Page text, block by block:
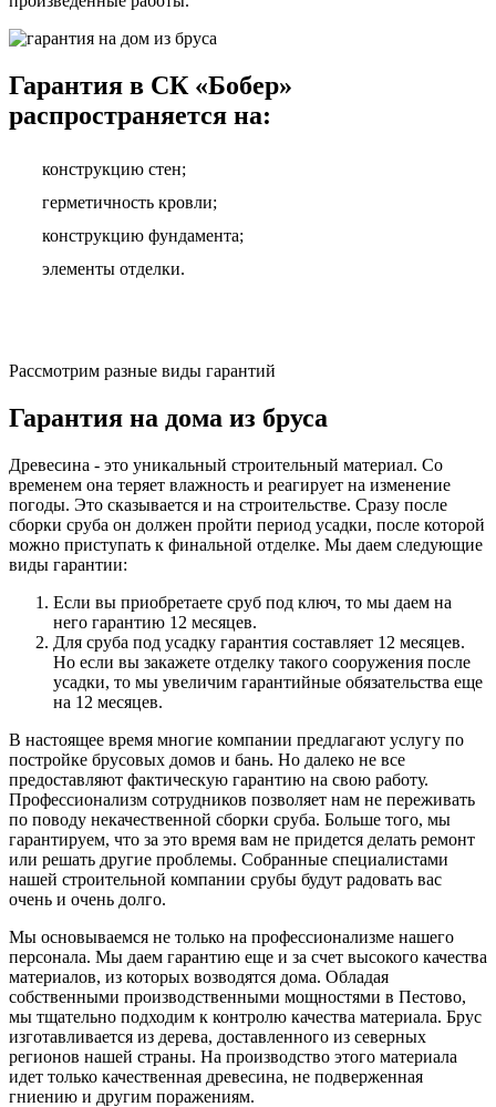
Гарантия в СК «Бобер»
распространяется на:
конструкцию стен;
герметичность кровли;
конструкцию фундамента;
элементы отделки.
Рассмотрим разные виды гарантий
Гарантия на дома из бруса
Древесина - это уникальный строительный материал. Со
временем она теряет влажность и реагирует на изменение
погоды. Это сказывается и на строительстве. Сразу после
сборки сруба он должен пройти период усадки, после которой
можно приступать к финальной отделке. Мы даем следующие
виды гарантии:
Если вы приобретаете сруб под ключ, то мы даем на
него гарантию 12 месяцев.
Для сруба под усадку гарантия составляет 12 месяцев.
Но если вы закажете отделку такого сооружения после
усадки, то мы увеличим гарантийные обязательства еще
на 12 месяцев.
В настоящее время многие компании предлагают услугу по
постройке брусовых домов и бань. Но далеко не все
предоставляют фактическую гарантию на свою работу.
Профессионализм сотрудников позволяет нам не переживать
по поводу некачественной сборки сруба. Больше того, мы
гарантируем, что за это время вам не придется делать ремонт
или решать другие проблемы. Собранные специалистами
нашей строительной компании срубы будут радовать вас
очень и очень долго.
Мы основываемся не только на профессионализме нашего
персонала. Мы даем гарантию еще и за счет высокого качества
материалов, из которых возводятся дома. Обладая
собственными производственными мощностями в Пестово,
мы тщательно подходим к контролю качества материала. Брус
изготавливается из дерева, доставленного из северных
регионов нашей страны. На производство этого материала
идет только качественная древесина, не подверженная
гниению и другим поражениям.